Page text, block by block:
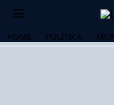
HOME POLÍTICA